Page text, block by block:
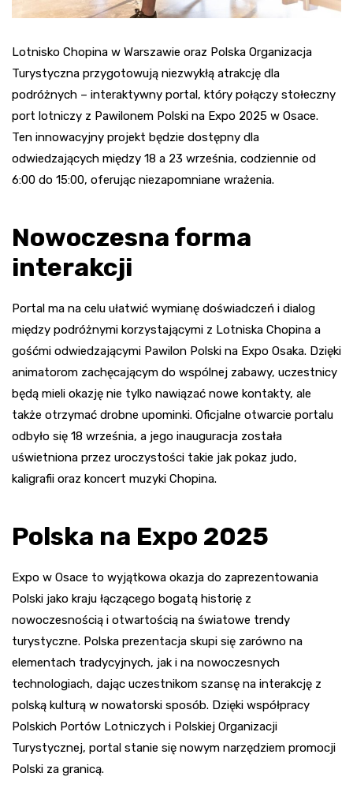
Lotnisko Chopina w Warszawie oraz Polska Organizacja
Turystyczna przygotowują niezwykłą atrakcję dla
podróżnych – interaktywny portal, który połączy stołeczny
port lotniczy z Pawilonem Polski na Expo 2025 w Osace.
Ten innowacyjny projekt będzie dostępny dla
odwiedzających między 18 a 23 września, codziennie od
6:00 do 15:00, oferując niezapomniane wrażenia.
Nowoczesna forma
interakcji
Portal ma na celu ułatwić wymianę doświadczeń i dialog
między podróżnymi korzystającymi z Lotniska Chopina a
gośćmi odwiedzającymi Pawilon Polski na Expo Osaka. Dzięki
animatorom zachęcającym do wspólnej zabawy, uczestnicy
będą mieli okazję nie tylko nawiązać nowe kontakty, ale
także otrzymać drobne upominki. Oficjalne otwarcie portalu
odbyło się 18 września, a jego inauguracja została
uświetniona przez uroczystości takie jak pokaz judo,
kaligrafii oraz koncert muzyki Chopina.
Polska na Expo 2025
Expo w Osace to wyjątkowa okazja do zaprezentowania
Polski jako kraju łączącego bogatą historię z
nowoczesnością i otwartością na światowe trendy
turystyczne. Polska prezentacja skupi się zarówno na
elementach tradycyjnych, jak i na nowoczesnych
technologiach, dając uczestnikom szansę na interakcję z
polską kulturą w nowatorski sposób. Dzięki współpracy
Polskich Portów Lotniczych i Polskiej Organizacji
Turystycznej, portal stanie się nowym narzędziem promocji
Polski za granicą.